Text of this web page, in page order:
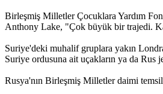
Birleşmiş Milletler Çocuklara Yardım
Anthony Lake, "Çok büyük bir trajedi.
Suriye'deki muhalif gruplara yakın
Suriye ordusuna ait uçakların ya da Rus
Rusya'nın Birleşmiş Milletler daimi